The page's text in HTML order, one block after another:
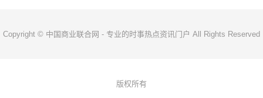
Copyright © 中国商业联合网 - 专业的时事热点资讯门户 All Rights Reserved
版权所有